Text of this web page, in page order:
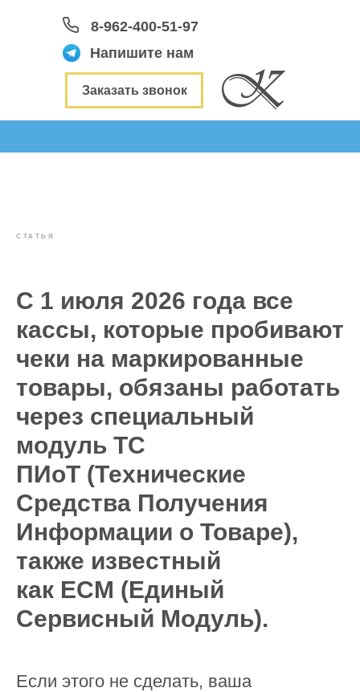
8-962-400-51-97
Напишите нам
Заказать звонок
СТАТЬЯ
С 1 июля 2026 года все
кассы, которые пробивают
чеки на маркированные
товары, обязаны работать
через специальный
модуль ТС
ПИоТ (Технические
Средства Получения
Информации о Товаре),
также известный
как ЕСМ (Единый
Сервисный Модуль).
Если этого не сделать, ваша